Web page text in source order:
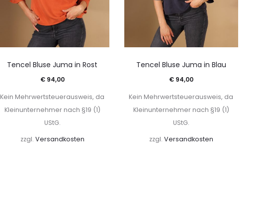
Tencel Bluse Juma in Rost
€94,00
Kein Mehrwertsteuerausweis, da
Kleinunternehmer nach §19 (1)
UStG.
zzgl. Versandkosten
Tencel Bluse Juma in Blau
€94,00
Kein Mehrwertsteuerausweis, da
Kleinunternehmer nach §19 (1)
UStG.
zzgl. Versandkosten